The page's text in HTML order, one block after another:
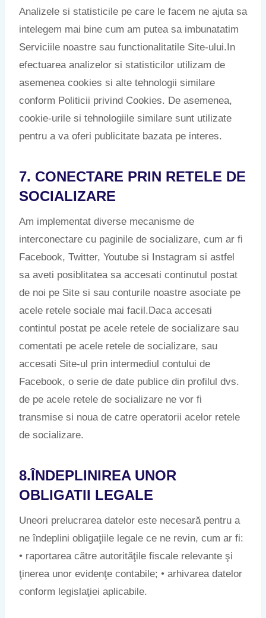
Analizele si statisticile pe care le facem ne ajuta sa
intelegem mai bine cum am putea sa imbunatatim
Serviciile noastre sau functionalitatile Site-ului.In
efectuarea analizelor si statisticilor utilizam de
asemenea cookies si alte tehnologii similare
conform Politicii privind Cookies. De asemenea,
cookie-urile si tehnologiile similare sunt utilizate
pentru a va oferi publicitate bazata pe interes.
7. CONECTARE PRIN RETELE DE
SOCIALIZARE
Am implementat diverse mecanisme de
interconectare cu paginile de socializare, cum ar fi
Facebook, Twitter, Youtube si Instagram si astfel
sa aveti posiblitatea sa accesati continutul postat
de noi pe Site si sau conturile noastre asociate pe
acele retele sociale mai facil.Daca accesati
contintul postat pe acele retele de socializare sau
comentati pe acele retele de socializare, sau
accesati Site-ul prin intermediul contului de
Facebook, o serie de date publice din profilul dvs.
de pe acele retele de socializare ne vor fi
transmise si noua de catre operatorii acelor retele
de socializare.
8.ÎNDEPLINIREA UNOR
OBLIGATII LEGALE
Uneori prelucrarea datelor este necesară pentru a
ne îndeplini obligaţiile legale ce ne revin, cum ar fi:
• raportarea către autorităţile fiscale relevante şi
ţinerea unor evidenţe contabile; • arhivarea datelor
conform legislaţiei aplicabile.